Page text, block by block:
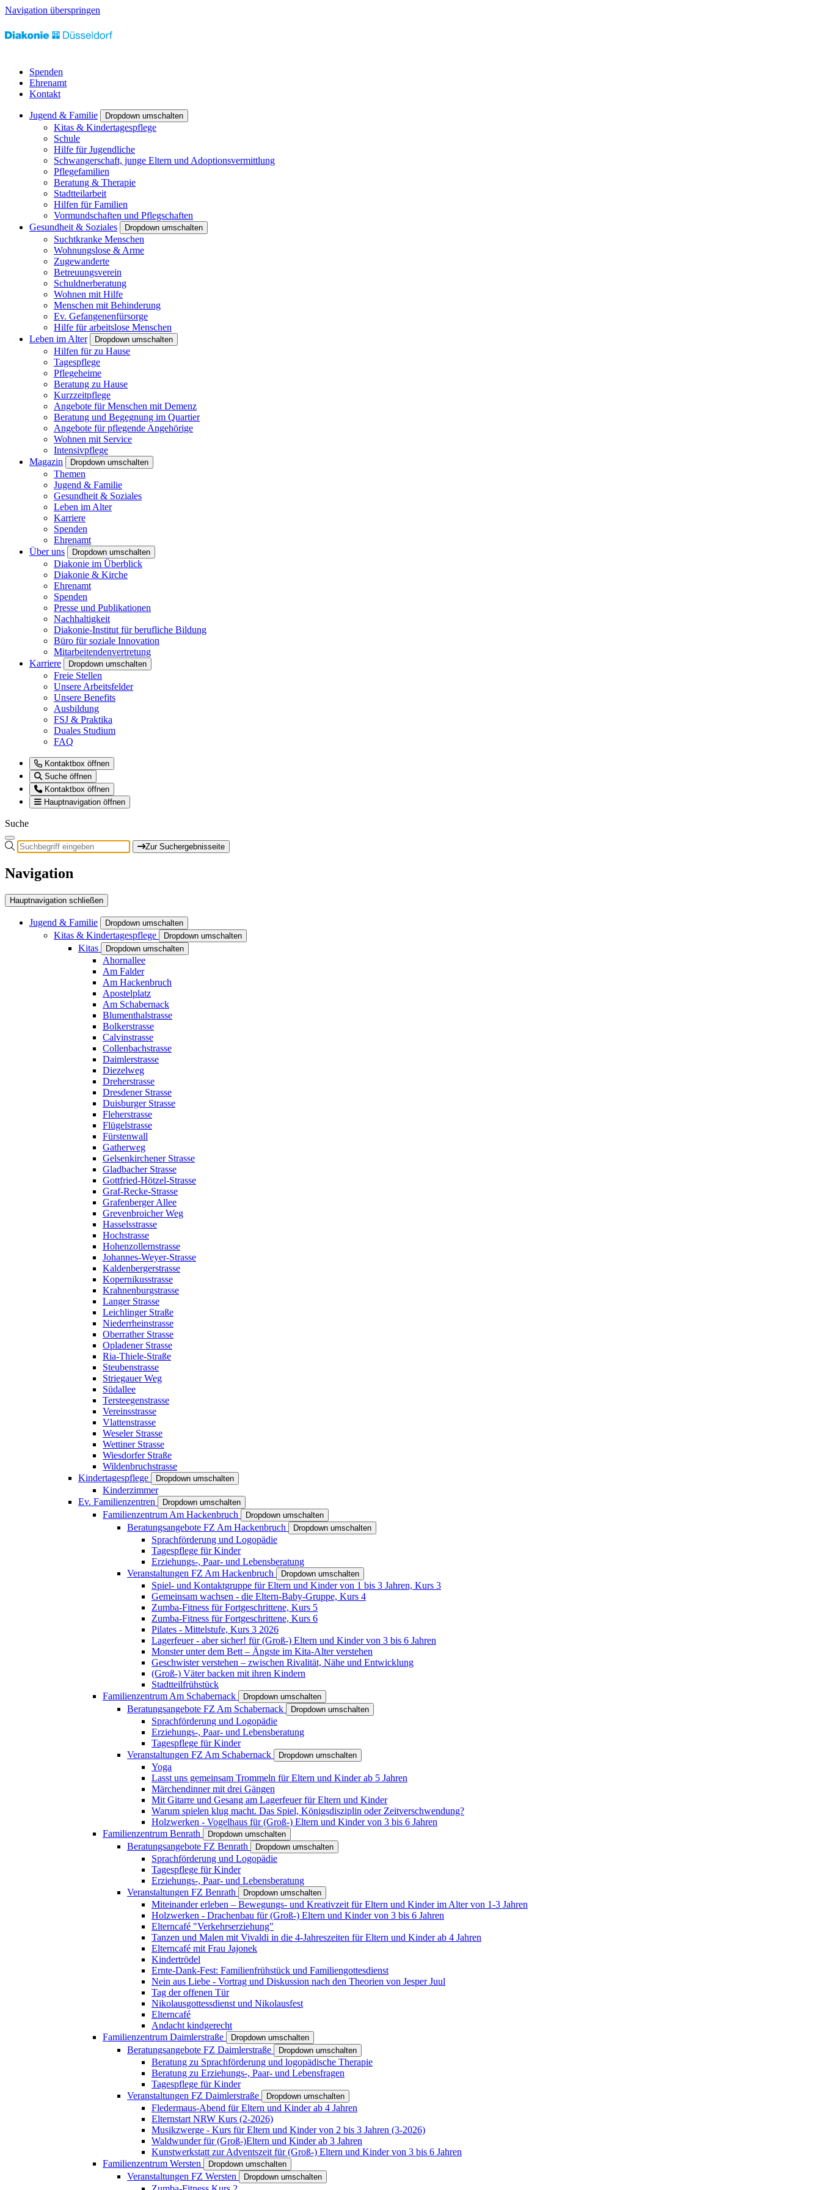
Navigation überspringen
Spenden
Ehrenamt
Kontakt
Jugend & Familie Dropdown umschalten
Kitas & Kindertagespflege
Schule
Hilfe für Jugendliche
Schwangerschaft, junge Eltern und Adoptionsvermittlung
Pflegefamilien
Beratung & Therapie
Stadtteilarbeit
Hilfen für Familien
Vormundschaften und Pflegschaften
Gesundheit & Soziales
Dropdown umschalten
Suchtkranke Menschen
Wohnungslose & Arme
Zugewanderte
Betreuungsverein
Schuldnerberatung
Wohnen mit Hilfe
Menschen mit Behinderung
Ev. Gefangenenfürsorge
Hilfe für arbeitslose Menschen
Leben im Alter
Dropdown umschalten
Hilfen für zu Hause
Tagespflege
Pflegeheime
Beratung zu Hause
Kurzzeitpflege
Angebote für Menschen mit Demenz
Beratung und Begegnung im Quartier
Angebote für pflegende Angehörige
Wohnen mit Service
Intensivpflege
Magazin
Dropdown umschalten
Themen
Jugend & Familie
Gesundheit & Soziales
Leben im Alter
Karriere
Spenden
Ehrenamt
Über uns
Dropdown umschalten
Diakonie im Überblick
Diakonie & Kirche
Ehrenamt
Spenden
Presse und Publikationen
Nachhaltigkeit
Diakonie-Institut für berufliche Bildung
Büro für soziale Innovation
Mitarbeitendenvertretung
Karriere
Dropdown umschalten
Freie Stellen
Unsere Arbeitsfelder
Unsere Benefits
Ausbildung
FSJ & Praktika
Duales Studium
FAQ
Kontaktbox öffnen
Suche öffnen
Kontaktbox öffnen
Hauptnavigation öffnen
Suche
Zur Suchergebnisseite
Navigation
Hauptnavigation schließen
Jugend & Familie Dropdown umschalten
Kitas & Kindertagespflege Dropdown umschalten
Kitas Dropdown umschalten
Ahornallee
Am Falder
Am Hackenbruch
Apostelplatz
Am Schabernack
Blumenthalstrasse
Bolkerstrasse
Calvinstrasse
Collenbachstrasse
Daimlerstrasse
Diezelweg
Dreherstrasse
Dresdener Strasse
Duisburger Strasse
Fleherstrasse
Flügelstrasse
Fürstenwall
Gatherweg
Gelsenkirchener Strasse
Gladbacher Strasse
Gottfried-Hötzel-Strasse
Graf-Recke-Strasse
Grafenberger Allee
Grevenbroicher Weg
Hasselsstrasse
Hochstrasse
Hohenzollernstrasse
Johannes-Weyer-Strasse
Kaldenbergerstrasse
Kopernikusstrasse
Krahnenburgstrasse
Langer Strasse
Leichlinger Straße
Niederrheinstrasse
Oberrather Strasse
Opladener Strasse
Ria-Thiele-Straße
Steubenstrasse
Striegauer Weg
Südallee
Tersteegenstrasse
Vereinsstrasse
Vlattenstrasse
Weseler Strasse
Wettiner Strasse
Wiesdorfer Straße
Wildenbruchstrasse
Kindertagespflege
Dropdown umschalten
Kinderzimmer
Ev. Familienzentren
Dropdown umschalten
Familienzentrum Am Hackenbruch Dropdown umschalten
Beratungsangebote FZ Am Hackenbruch Dropdown umschalten
Sprachförderung und Logopädie
Tagespflege für Kinder
Erziehungs-, Paar- und Lebensberatung
Veranstaltungen FZ Am Hackenbruch
Dropdown umschalten
Spiel- und Kontaktgruppe für Eltern und Kinder von 1 bis 3 Jahren, Kurs 3
Gemeinsam wachsen - die Eltern-Baby-Gruppe, Kurs 4
Zumba-Fitness für Fortgeschrittene, Kurs 5
Zumba-Fitness für Fortgeschrittene, Kurs 6
Pilates - Mittelstufe, Kurs 3 2026
Lagerfeuer - aber sicher! für (Groß-) Eltern und Kinder von 3 bis 6 Jahren
Monster unter dem Bett – Ängste im Kita-Alter verstehen
Geschwister verstehen – zwischen Rivalität, Nähe und Entwicklung
(Groß-) Väter backen mit ihren Kindern
Stadtteilfrühstück
Familienzentrum Am Schabernack
Dropdown umschalten
Beratungsangebote FZ Am Schabernack Dropdown umschalten
Sprachförderung und Logopädie
Erziehungs-, Paar- und Lebensberatung
Tagespflege für Kinder
Veranstaltungen FZ Am Schabernack
Dropdown umschalten
Yoga
Lasst uns gemeinsam Trommeln für Eltern und Kinder ab 5 Jahren
Märchendinner mit drei Gängen
Mit Gitarre und Gesang am Lagerfeuer für Eltern und Kinder
Warum spielen klug macht. Das Spiel, Königsdisziplin oder Zeitverschwendung?
Holzwerken - Vogelhaus für (Groß-) Eltern und Kinder von 3 bis 6 Jahren
Familienzentrum Benrath
Dropdown umschalten
Beratungsangebote FZ Benrath Dropdown umschalten
Sprachförderung und Logopädie
Tagespflege für Kinder
Erziehungs-, Paar- und Lebensberatung
Veranstaltungen FZ Benrath
Dropdown umschalten
Miteinander erleben – Bewegungs- und Kreativzeit für Eltern und Kinder im Alter von 1-3 Jahren
Holzwerken - Drachenbau für (Groß-) Eltern und Kinder von 3 bis 6 Jahren
Elterncafé "Verkehrserziehung"
Tanzen und Malen mit Vivaldi in die 4-Jahreszeiten für Eltern und Kinder ab 4 Jahren
Elterncafé mit Frau Jajonek
Kindertrödel
Ernte-Dank-Fest: Familienfrühstück und Familiengottesdienst
Nein aus Liebe - Vortrag und Diskussion nach den Theorien von Jesper Juul
Tag der offenen Tür
Nikolausgottessdienst und Nikolausfest
Elterncafé
Andacht kindgerecht
Familienzentrum Daimlerstraße
Dropdown umschalten
Beratungsangebote FZ Daimlerstraße Dropdown umschalten
Beratung zu Sprachförderung und logopädische Therapie
Beratung zu Erziehungs-, Paar- und Lebensfragen
Tagespflege für Kinder
Veranstaltungen FZ Daimlerstraße
Dropdown umschalten
Fledermaus-Abend für Eltern und Kinder ab 4 Jahren
Elternstart NRW Kurs (2-2026)
Musikzwerge - Kurs für Eltern und Kinder von 2 bis 3 Jahren (3-2026)
Waldwunder für (Groß-)Eltern und Kinder ab 3 Jahren
Kunstwerkstatt zur Adventszeit für (Groß-) Eltern und Kinder von 3 bis 6 Jahren
Familienzentrum Wersten
Dropdown umschalten
Veranstaltungen FZ Wersten Dropdown umschalten